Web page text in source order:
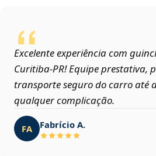
Excelente experiência com
Curitiba‑PR! Equipe prestativa,
transporte seguro do carro até
qualquer complicação.
FA Fabrício A.